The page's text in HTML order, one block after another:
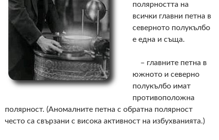
полярността на
всички главни петна в
северното полукълбо
е една и съща.
– главните петна в
южното и северно
полукълбо имат
противоположна
полярност. (Аномалните петна с обратна полярност
често са свързани с висока активност на избухванията.)